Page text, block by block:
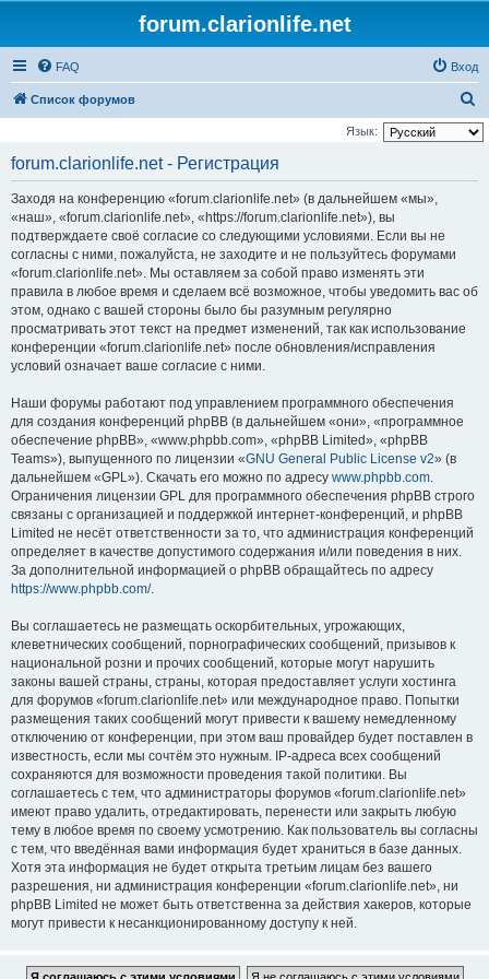
forum.clarionlife.net
FAQ Вход
Список форумов
о
Язык:
forum.clarionlife.net - Регистрация
Заходя на конференцию «forum.clarionlife.net» (в дальнейшем «мы»,
«наш», «forum.clarionlife.net», «https://forum.clarionlife.net»), вы
подтверждаете своё согласие со следующими условиями. Если вы не
согласны с ними, пожалуйста, не заходите и не пользуйтесь форумами
«forum.clarionlife.net». Мы оставляем за собой право изменять эти
правила в любое время и сделаем всё возможное, чтобы уведомить вас об
этом, однако с вашей стороны было бы разумным регулярно
просматривать этот текст на предмет изменений, так как использование
конференции «forum.clarionlife.net» после обновления/исправления
условий означает ваше согласие с ними.
Наши форумы работают под управлением программного обеспечения
для создания конференций phpBB (в дальнейшем «они», «программное
обеспечение phpBB», «www.phpbb.com», «phpBB Limited», «phpBB
Teams»), выпущенного по лицензии «GNU General Public License v2» (в
дальнейшем «GPL»). Скачать его можно по адресу www.phpbb.com.
Ограничения лицензии GPL для программного обеспечения phpBB строго
связаны с организацией и поддержкой интернет-конференций, и phpBB
Limited не несёт ответственности за то, что администрация конференций
определяет в качестве допустимого содержания и/или поведения в них.
За дополнительной информацией о phpBB обращайтесь по адресу
https://www.phpbb.com/.
Вы соглашаетесь не размещать оскорбительных, угрожающих,
клеветнических сообщений, порнографических сообщений, призывов к
национальной розни и прочих сообщений, которые могут нарушить
законы вашей страны, страны, которая предоставляет услуги хостинга
для форумов «forum.clarionlife.net» или международное право. Попытки
размещения таких сообщений могут привести к вашему немедленному
отключению от конференции, при этом ваш провайдер будет поставлен в
известность, если мы сочтём это нужным. IP-адреса всех сообщений
сохраняются для возможности проведения такой политики. Вы
соглашаетесь с тем, что администраторы форумов «forum.clarionlife.net»
имеют право удалить, отредактировать, перенести или закрыть любую
тему в любое время по своему усмотрению. Как пользователь вы согласны
с тем, что введённая вами информация будет храниться в базе данных.
Хотя эта информация не будет открыта третьим лицам без вашего
разрешения, ни администрация конференции «forum.clarionlife.net», ни
phpBB Limited не может быть ответственна за действия хакеров, которые
могут привести к несанкционированному доступу к ней.